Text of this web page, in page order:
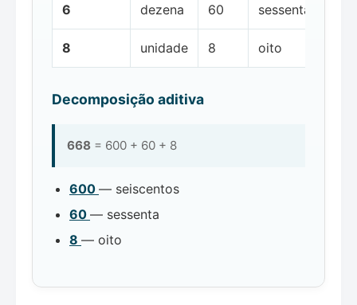
6 dezena 60 sessenta
8 unidade 8 oito
Decomposição aditiva
668 = 600 + 60 + 8
600 — seiscentos
60 — sessenta
8 — oito